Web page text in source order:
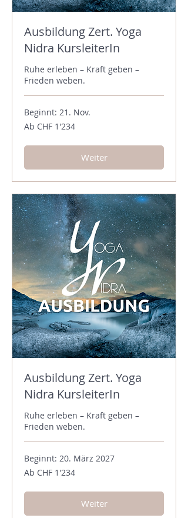
Ausbildung Zert. Yoga
Nidra KursleiterIn
Ruhe erleben – Kraft geben –
Frieden weben.
Beginnt: 21. Nov.
Ab
1'234
Ab CHF 1'234
Weiter
Ausbildung Zert. Yoga
Nidra KursleiterIn
Ruhe erleben – Kraft geben –
Frieden weben.
Beginnt: 20. März 2027
Ab
1'234
Ab CHF 1'234
Weiter